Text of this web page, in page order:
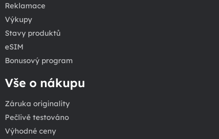
Reklamace
Výkupy
Stavy produktů
eSIM
Bonusový program
Vše o nákupu
Záruka originality
Pečlivě testováno
Výhodné ceny